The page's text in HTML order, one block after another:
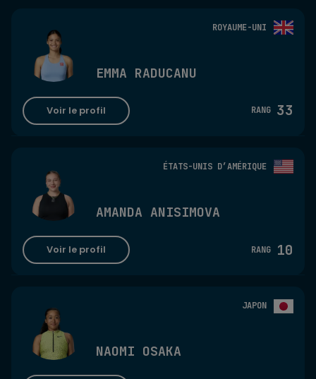
ROYAUME-UNI
EMMA RADUCANU
Voir le profil RANG 33
ÉTATS-UNIS D’AMÉRIQUE
AMANDA ANISIMOVA
Voir le profil RANG 10
JAPON
NAOMI OSAKA